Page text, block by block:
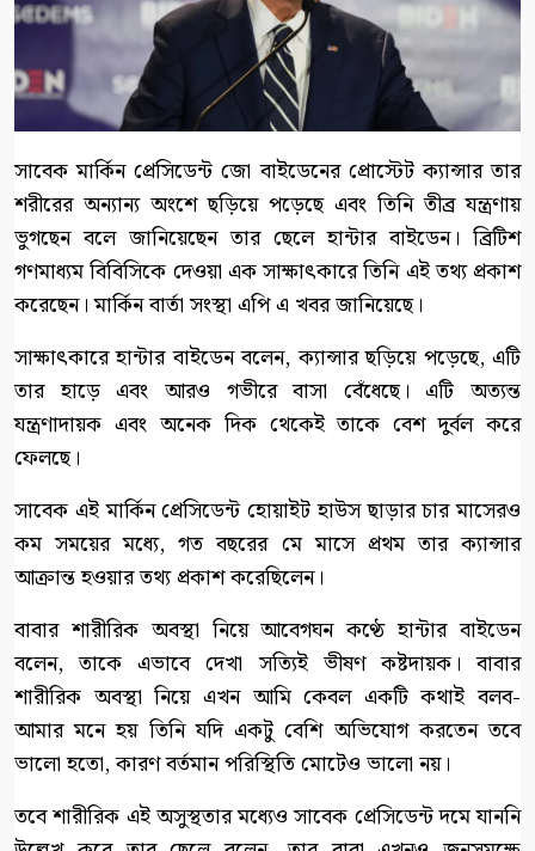
সাবেক মার্কিন প্রেসিডেন্ট জো বাইডেনের প্রোস্টেট ক্যান্সার তার
শরীরের অন্যান্য অংশে ছড়িয়ে পড়েছে এবং তিনি তীব্র যন্ত্রণায়
ভুগছেন বলে জানিয়েছেন তার ছেলে হান্টার বাইডেন। ব্রিটিশ
গণমাধ্যম বিবিসিকে দেওয়া এক সাক্ষাৎকারে তিনি এই তথ্য প্রকাশ
করেছেন। মার্কিন বার্তা সংস্থা এপি এ খবর জানিয়েছে।
সাক্ষাৎকারে হান্টার বাইডেন বলেন, ক্যান্সার ছড়িয়ে পড়েছে, এটি
তার হাড়ে এবং আরও গভীরে বাসা বেঁধেছে। এটি অত্যন্ত
যন্ত্রণাদায়ক এবং অনেক দিক থেকেই তাকে বেশ দুর্বল করে
ফেলছে।
সাবেক এই মার্কিন প্রেসিডেন্ট হোয়াইট হাউস ছাড়ার চার মাসেরও
কম সময়ের মধ্যে, গত বছরের মে মাসে প্রথম তার ক্যান্সার
আক্রান্ত হওয়ার তথ্য প্রকাশ করেছিলেন।
বাবার শারীরিক অবস্থা নিয়ে আবেগঘন কণ্ঠে হান্টার বাইডেন
বলেন, তাকে এভাবে দেখা সত্যিই ভীষণ কষ্টদায়ক। বাবার
শারীরিক অবস্থা নিয়ে এখন আমি কেবল একটি কথাই বলব-
আমার মনে হয় তিনি যদি একটু বেশি অভিযোগ করতেন তবে
ভালো হতো, কারণ বর্তমান পরিস্থিতি মোটেও ভালো নয়।
তবে শারীরিক এই অসুস্থতার মধ্যেও সাবেক প্রেসিডেন্ট দমে যাননি